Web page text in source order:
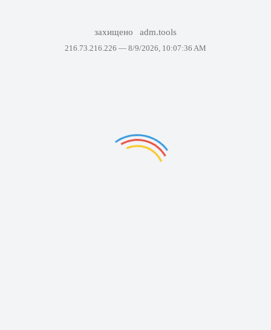
захищено adm.tools
216.73.216.226 — 8/9/2026, 10:07:36 AM